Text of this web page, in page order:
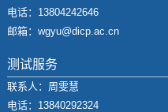
电话：13804242646
邮箱：wgyu@dicp.ac.cn
测试服务
联系人：周雯慧
电话：13840292324